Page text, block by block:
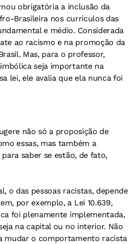
obrigatória a inclusão da
Brasileira nos currículos das
e médio. Considerada
ao racismo e na promoção da
Mas, para o professor,
seja importante na
lei, ele avalia que ela nunca foi
não só a proposição de
essas, mas também a
saber se estão, de fato,
o das pessoas racistas, depende
por exemplo, a Lei 10.639,
foi plenamente implementada,
na capital ou no interior. Não
mudar o comportamento racista